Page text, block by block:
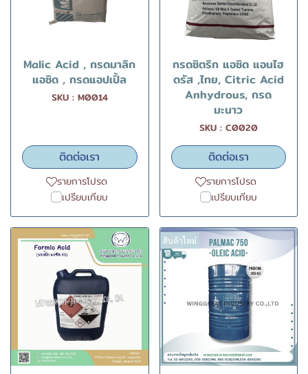
Malic Acid , กรดมาลิก
แอซิด , กรดแอปเปิ้ล
SKU : M0014
ติดต่อเรา
รายการโปรด
เปรียบเทียบ
กรดซิตริก แอซิด แอนไฮ
ดรัส ,ไทย, Citric Acid
Anhydrous, กรด
มะนาว
SKU : C0020
ติดต่อเรา
รายการโปรด
เปรียบเทียบ
สินค้าใหม่